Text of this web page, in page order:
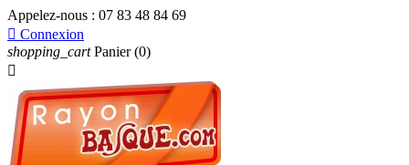
Appelez-nous : 07 83 48 84 69
 Connexion
shopping_cart Panier (0)
